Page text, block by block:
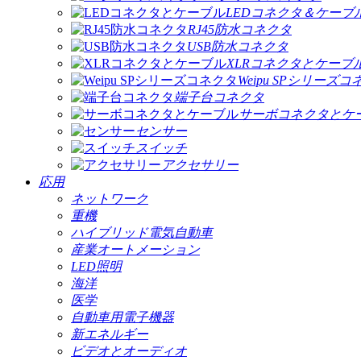
LEDコネクタ＆ケーブ
RJ45防水コネクタ
USB防水コネクタ
XLRコネクタとケーブ
Weipu SPシリーズコ
端子台コネクタ
サーボコネクタとケ
センサー
スイッチ
アクセサリー
応用
ネットワーク
重機
ハイブリッド電気自動車
産業オートメーション
LED照明
海洋
医学
自動車用電子機器
新エネルギー
ビデオとオーディオ